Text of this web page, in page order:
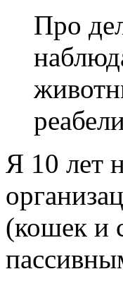
Про
Я 10 лет
(кошек и